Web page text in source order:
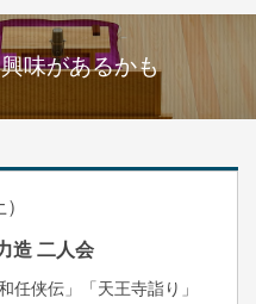
味があるかも
造 二人会
任侠伝」「天王寺詣り」